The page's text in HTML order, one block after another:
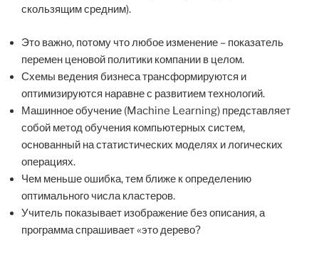
скользящим средним).
Это важно, потому что любое изменение – показатель
перемен ценовой политики компании в целом.
Схемы ведения бизнеса трансформируются и
оптимизируются наравне с развитием технологий.
Машинное обучение (Machine Learning) представляет
собой метод обучения компьютерных систем,
основанный на статистических моделях и логических
операциях.
Чем меньше ошибка, тем ближе к определению
оптимального числа кластеров.
Учитель показывает изображение без описания, а
программа спрашивает «это дерево?